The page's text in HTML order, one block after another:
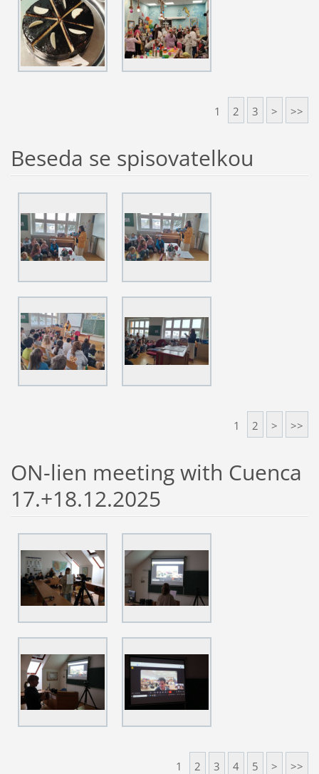
1 2 3 > >>
Beseda se spisovatelkou
1 2 > >>
ON-lien meeting with Cuenca
17.+18.12.2025
1 2 3 4 5 > >>